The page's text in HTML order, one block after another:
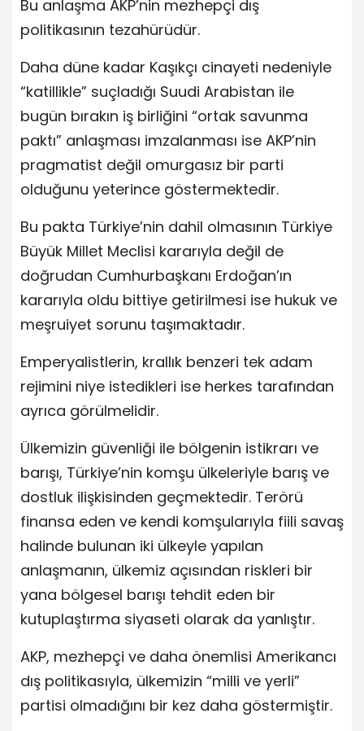
Bu anlaşma AKP’nin mezhepçi dış
politikasının tezahürüdür.
Daha düne kadar Kaşıkçı cinayeti nedeniyle
“katillikle” suçladığı Suudi Arabistan ile
bugün bırakın iş birliğini “ortak savunma
paktı” anlaşması imzalanması ise AKP’nin
pragmatist değil omurgasız bir parti
olduğunu yeterince göstermektedir.
Bu pakta Türkiye’nin dahil olmasının Türkiye
Büyük Millet Meclisi kararıyla değil de
doğrudan Cumhurbaşkanı Erdoğan’ın
kararıyla oldu bittiye getirilmesi ise hukuk ve
meşruiyet sorunu taşımaktadır.
Emperyalistlerin, krallık benzeri tek adam
rejimini niye istedikleri ise herkes tarafından
ayrıca görülmelidir.
Ülkemizin güvenliği ile bölgenin istikrarı ve
barışı, Türkiye’nin komşu ülkeleriyle barış ve
dostluk ilişkisinden geçmektedir. Terörü
finansa eden ve kendi komşularıyla fiili savaş
halinde bulunan iki ülkeyle yapılan
anlaşmanın, ülkemiz açısından riskleri bir
yana bölgesel barışı tehdit eden bir
kutuplaştırma siyaseti olarak da yanlıştır.
AKP, mezhepçi ve daha önemlisi Amerikancı
dış politikasıyla, ülkemizin “milli ve yerli”
partisi olmadığını bir kez daha göstermiştir.